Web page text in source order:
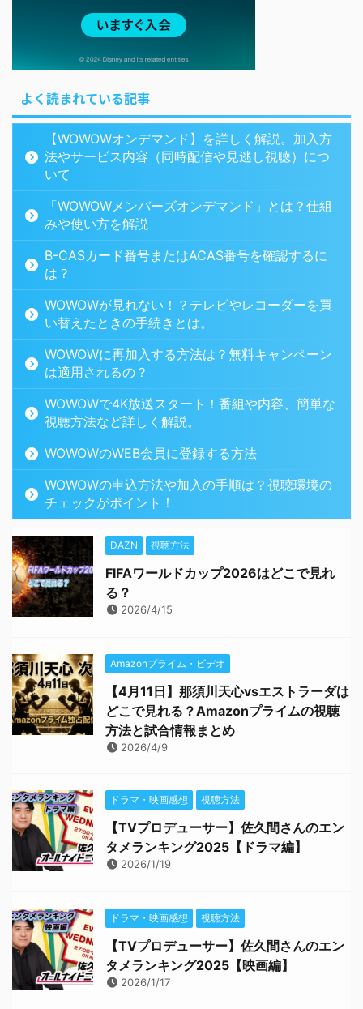
よく読まれている記事
【WOWOWオンデマンド】を詳しく解説。加入方
法やサービス内容（同時配信や見逃し視聴）につ
いて
「WOWOWメンバーズオンデマンド」とは？仕組
みや使い方を解説
B-CASカード番号またはACAS番号を確認するに
は？
WOWOWが見れない！？テレビやレコーダーを買
い替えたときの手続きとは。
WOWOWに再加入する方法は？無料キャンペーン
は適用されるの？
WOWOWで4K放送スタート！番組や内容、簡単な
視聴方法など詳しく解説。
WOWOWのWEB会員に登録する方法
WOWOWの申込方法や加入の手順は？視聴環境の
チェックがポイント！
DAZN 視聴方法
FIFAワールドカップ2026はどこで見れ
る？
2026/4/15
Amazonプライム・ビデオ
【4月11日】那須川天心vsエストラーダは
どこで見れる？Amazonプライムの視聴
方法と試合情報まとめ
2026/4/9
ドラマ・映画感想 視聴方法
【TVプロデューサー】佐久間さんのエン
タメランキング2025【ドラマ編】
2026/1/19
ドラマ・映画感想 視聴方法
【TVプロデューサー】佐久間さんのエン
タメランキング2025【映画編】
2026/1/17